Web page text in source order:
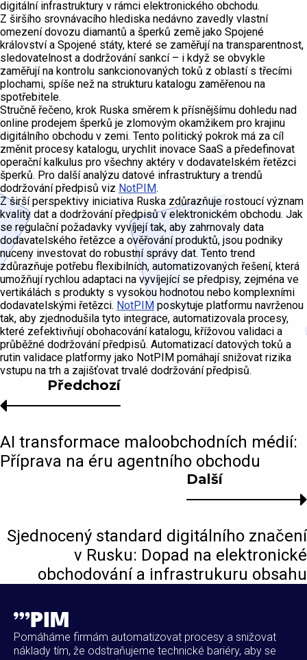
digitální infrastruktury v rámci elektronického obchodu.
Z širšího srovnávacího hlediska nedávno zavedly vlastní
omezení dovozu diamantů a šperků země jako Spojené
království a Spojené státy, které se zaměřují na transparentnost,
sledovatelnost a dodržování sankcí – i když se obvykle
zaměřují na kontrolu sankcionovaných toků z oblastí s třecími
plochami, spíše než na strukturu katalogu zaměřenou na
spotřebitele.
Stručně řečeno, krok Ruska směrem k přísnějšímu dohledu nad
online prodejem šperků je zlomovým okamžikem pro krajinu
digitálního obchodu v zemi. Tento politický pokrok má za cíl
změnit procesy katalogu, urychlit inovace SaaS a předefinovat
operační kalkulus pro všechny aktéry v dodavatelském řetězci
šperků. Pro další analýzu datové infrastruktury a trendů
dodržování předpisů viz NotPIM.
Z širší perspektivy iniciativa Ruska zdůrazňuje rostoucí význam
kvality dat a dodržování předpisů v elektronickém obchodu. Jak
se regulační požadavky vyvíjejí tak, aby zahrnovaly data
dodavatelského řetězce a ověřování produktů, jsou podniky
nuceny investovat do robustní správy dat. Tento trend
zdůrazňuje potřebu flexibilních, automatizovaných řešení, která
umožňují rychlou adaptaci na vyvíjející se předpisy, zejména ve
vertikálách s produkty s vysokou hodnotou nebo komplexními
dodavatelskými řetězci. NotPIM poskytuje platformu navrženou
tak, aby zjednodušila tyto integrace, automatizovala procesy,
které zefektivňují obohacování katalogu, křížovou validaci a
průběžné dodržování předpisů. Automatizací datových toků a
rutin validace platformy jako NotPIM pomáhají snižovat rizika
vstupu na trh a zajišťovat trvalé dodržování předpisů.
Další
Sjednocený standard digitálního značení
v Rusku: Dopad na elektronické
obchodování a infrastrukuru obsahu
Předchozí
AI transformace maloobchodních médií:
Příprava na éru agentního obchodu
Pomáháme firmám automatizovat procesy a snižovat
náklady tím, že odstraňujeme technické bariéry, aby se